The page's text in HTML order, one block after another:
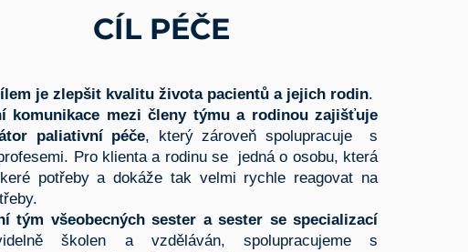
CÍL PÉČE
je zlepšit kvalitu života pacientů a jejich rodin.
komunikace mezi členy týmu a rodinou zajišťuje
paliativní péče, který zároveň spolupracuje s
Pro klienta a rodinu se jedná o osobu, která
potřeby a dokáže tak velmi rychle reagovat na
tým všeobecných sester a sester se specializací
školen a vzděláván, spolupracujeme s